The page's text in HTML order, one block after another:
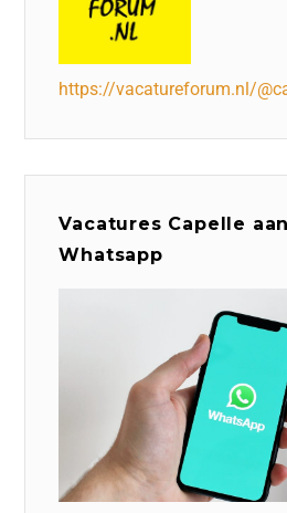
https://vacatureforum.nl/
Vacatures Capelle
Whatsapp